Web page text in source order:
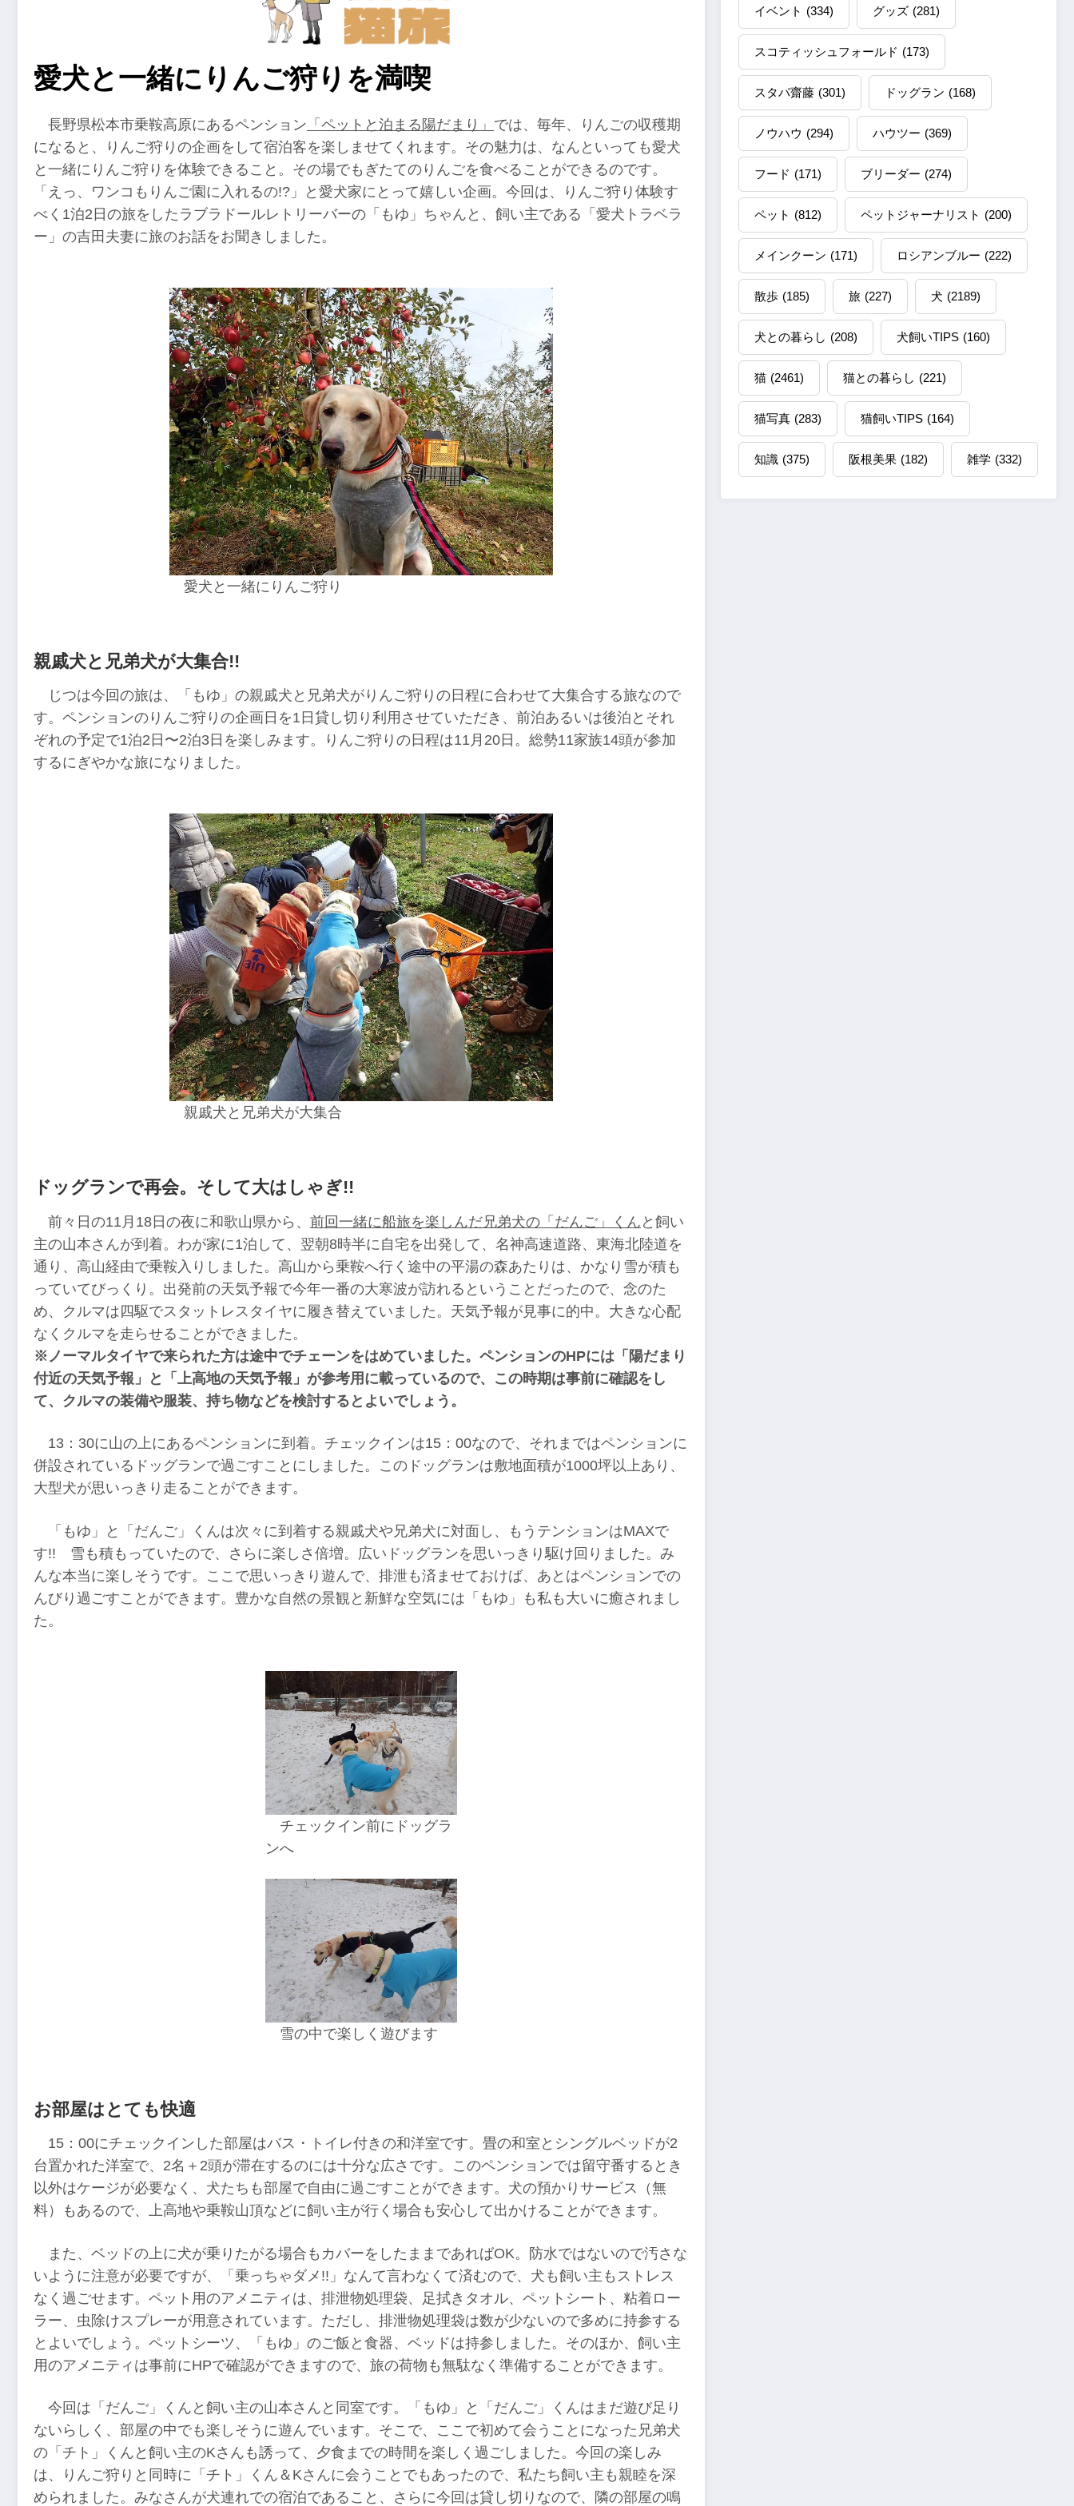
愛犬と一緒にりんご狩りを満喫
長野県松本市乗鞍高原にあるペンション 「ペットと泊まる陽だまり」 では、毎年、りんごの収穫期
になると、りんご狩りの企画をして宿泊客を楽しませてくれます。その魅力は、なんといっても愛犬
と一緒にりんご狩りを体験できること。その場でもぎたてのりんごを食べることができるのです。
「えっ、ワンコもりんご園に入れるの!?」と愛犬家にとって嬉しい企画。今回は、りんご狩り体験す
べく1泊2日の旅をしたラブラドールレトリーバーの「もゆ」ちゃんと、飼い主である「愛犬トラベラ
ー」の吉田夫妻に旅のお話をお聞きしました。
愛犬と一緒にりんご狩り
親戚犬と兄弟犬が大集合!!
じつは今回の旅は、「もゆ」の親戚犬と兄弟犬がりんご狩りの日程に合わせて大集合する旅なので
す。ペンションのりんご狩りの企画日を1日貸し切り利用させていただき、前泊あるいは後泊とそれ
ぞれの予定で1泊2日〜2泊3日を楽しみます。りんご狩りの日程は11月20日。総勢11家族14頭が参加
するにぎやかな旅になりました。
親戚犬と兄弟犬が大集合
ドッグランで再会。そして大はしゃぎ!!
前々日の11月18日の夜に和歌山県から、 前回一緒に船旅を楽しんだ兄弟犬の「だんご」くん と飼い
主の山本さんが到着。わが家に1泊して、翌朝8時半に自宅を出発して、名神高速道路、東海北陸道を
通り、高山経由で乗鞍入りしました。高山から乗鞍へ行く途中の平湯の森あたりは、かなり雪が積も
っていてびっくり。出発前の天気予報で今年一番の大寒波が訪れるということだったので、念のた
め、クルマは四駆でスタットレスタイヤに履き替えていました。天気予報が見事に的中。大きな心配
なくクルマを走らせることができました。
※ノーマルタイヤで来られた方は途中でチェーンをはめていました。ペンションのHPには「陽だまり
付近の天気予報」と「上高地の天気予報」が参考用に載っているので、この時期は事前に確認をし
て、クルマの装備や服装、持ち物などを検討するとよいでしょう。
13：30に山の上にあるペンションに到着。チェックインは15：00なので、それまではペンションに
併設されているドッグランで過ごすことにしました。このドッグランは敷地面積が1000坪以上あり、
大型犬が思いっきり走ることができます。
「もゆ」と「だんご」くんは次々に到着する親戚犬や兄弟犬に対面し、もうテンションはMAXで
す!! 雪も積もっていたので、さらに楽しさ倍増。広いドッグランを思いっきり駆け回りました。み
んな本当に楽しそうです。ここで思いっきり遊んで、排泄も済ませておけば、あとはペンションでの
んびり過ごすことができます。豊かな自然の景観と新鮮な空気には「もゆ」も私も大いに癒されまし
た。
チェックイン前にドッグラ
ンへ
雪の中で楽しく遊びます
お部屋はとても快適
15：00にチェックインした部屋はバス・トイレ付きの和洋室です。畳の和室とシングルベッドが2
台置かれた洋室で、2名＋2頭が滞在するのには十分な広さです。このペンションでは留守番するとき
以外はケージが必要なく、犬たちも部屋で自由に過ごすことができます。犬の預かりサービス（無
料）もあるので、上高地や乗鞍山頂などに飼い主が行く場合も安心して出かけることができます。
また、ベッドの上に犬が乗りたがる場合もカバーをしたままであればOK。防水ではないので汚さな
いように注意が必要ですが、「乗っちゃダメ!!」なんて言わなくて済むので、犬も飼い主もストレス
なく過ごせます。ペット用のアメニティは、排泄物処理袋、足拭きタオル、ペットシート、粘着ロー
ラー、虫除けスプレーが用意されています。ただし、排泄物処理袋は数が少ないので多めに持参する
とよいでしょう。ペットシーツ、「もゆ」のご飯と食器、ベッドは持参しました。そのほか、飼い主
用のアメニティは事前にHPで確認ができますので、旅の荷物も無駄なく準備することができます。
今回は「だんご」くんと飼い主の山本さんと同室です。「もゆ」と「だんご」くんはまだ遊び足り
ないらしく、部屋の中でも楽しそうに遊んでいます。そこで、ここで初めて会うことになった兄弟犬
の「チト」くんと飼い主のKさんも誘って、夕食までの時間を楽しく過ごしました。今回の楽しみ
は、りんご狩りと同時に「チト」くん＆Kさんに会うことでもあったので、私たち飼い主も親睦を深
められました。みなさんが犬連れでの宿泊であること、さらに今回は貸し切りなので、隣の部屋の鳴
イベント (334) グッズ (281)
スコティッシュフォールド (173)
スタパ齋藤 (301) ドッグラン (168)
ノウハウ (294) ハウツー (369)
フード (171) ブリーダー (274)
ペット (812) ペットジャーナリスト (200)
メインクーン (171) ロシアンブルー (222)
散歩 (185) 旅 (227) 犬 (2189)
犬との暮らし (208) 犬飼いTIPS (160)
猫 (2461) 猫との暮らし (221)
猫写真 (283) 猫飼いTIPS (164)
知識 (375) 阪根美果 (182) 雑学 (332)